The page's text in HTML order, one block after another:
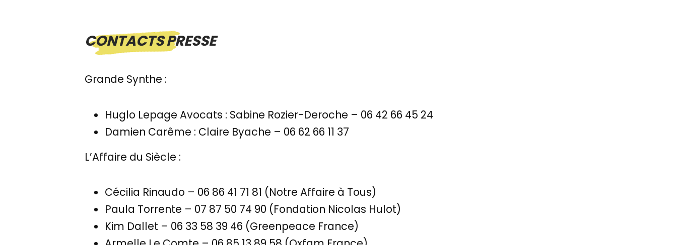
CONTACTS PRESSE
Grande Synthe :
Huglo Lepage Avocats : Sabine Rozier-Deroche – 06 42 66 45 24
Damien Carême : Claire Byache – 06 62 66 11 37
L’Affaire du Siècle :
Cécilia Rinaudo – 06 86 41 71 81 (Notre Affaire à Tous)
Paula Torrente – 07 87 50 74 90 (Fondation Nicolas Hulot)
Kim Dallet – 06 33 58 39 46 (Greenpeace France)